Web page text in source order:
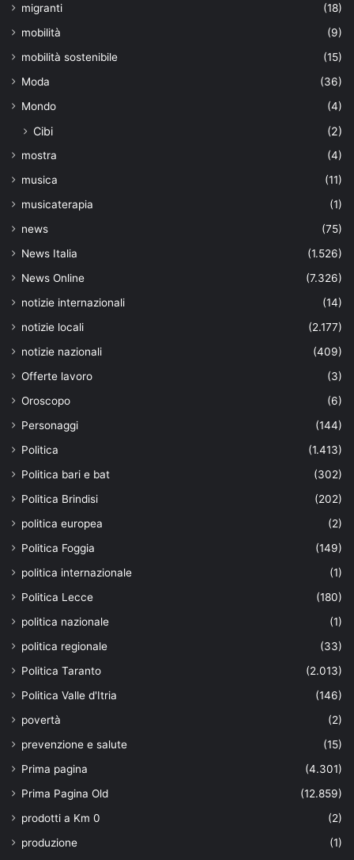
migranti
(18)
mobilità
(9)
mobilità sostenibile
(15)
Moda
(36)
Mondo
(4)
Cibi (2)
mostra
(4)
musica
(11)
musicaterapia
(1)
news
(75)
News Italia
(1.526)
News Online
(7.326)
notizie internazionali
(14)
notizie locali
(2.177)
notizie nazionali
(409)
Offerte lavoro
(3)
Oroscopo
(6)
Personaggi
(144)
Politica
(1.413)
Politica bari e bat
(302)
Politica Brindisi
(202)
politica europea
(2)
Politica Foggia
(149)
politica internazionale
(1)
Politica Lecce
(180)
politica nazionale
(1)
politica regionale
(33)
Politica Taranto
(2.013)
Politica Valle d'Itria
(146)
povertà
(2)
prevenzione e salute
(15)
Prima pagina
(4.301)
Prima Pagina Old
(12.859)
prodotti a Km 0
(2)
produzione
(1)